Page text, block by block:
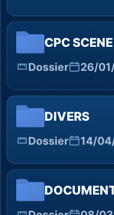
CPC SCENE
Dossier 26/
DIVERS
Dossier 14/